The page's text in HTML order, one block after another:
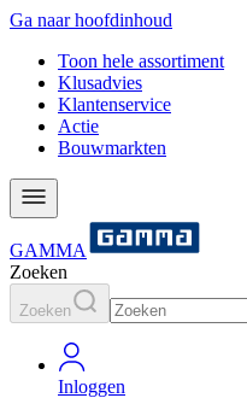
Ga naar hoofdinhoud
Toon hele assortiment
Klusadvies
Klantenservice
Actie
Bouwmarkten
GAMMA
Zoeken
Zoeken
Inloggen